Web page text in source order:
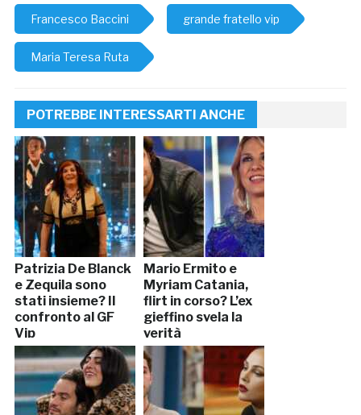
Francesco Baccini grande fratello vip
Maria Teresa Ruta
POTREBBE INTERESSARTI ANCHE
Patrizia De Blanck
e Zequila sono
stati insieme? Il
confronto al GF
Vip
Mario Ermito e
Myriam Catania,
flirt in corso? L’ex
gieffino svela la
verità